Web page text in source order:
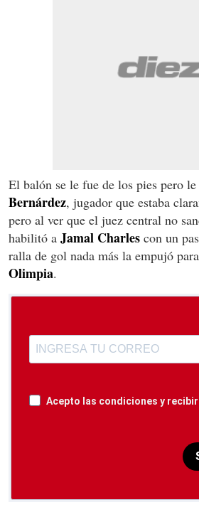
El balón se le fue de los pies pero le
Bernárdez, jugador que estaba
pero al ver que el juez central no
habilitó a Jamal Charles con un
ralla de gol nada más la empujó
Olimpia.
Acepto las condiciones y